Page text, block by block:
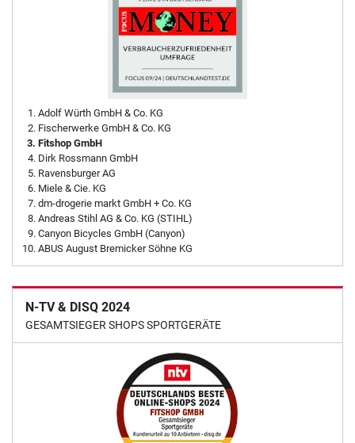
Adolf Würth GmbH & Co. KG
Fischerwerke GmbH & Co. KG
Fitshop GmbH
Dirk Rossmann GmbH
Ravensburger AG
Miele & Cie. KG
dm-drogerie markt GmbH + Co. KG
Andreas Stihl AG & Co. KG (STIHL)
Canyon Bicycles GmbH (Canyon)
ABUS August Bremicker Söhne KG
N-TV & DISQ 2024
GESAMTSIEGER SHOPS SPORTGERÄTE